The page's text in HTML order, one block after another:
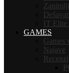
IT Elite
GAMES
Games
Najave